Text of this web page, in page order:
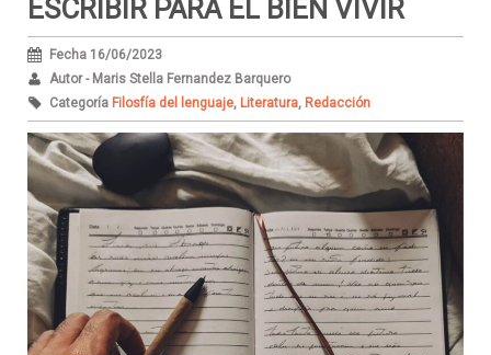
ESCRIBIR PARA EL BIEN VIVIR
Fecha 16/06/2023
Autor - Maris Stella Fernandez Barquero
Categoría Filosfía del lenguaje, Literatura, Redacción